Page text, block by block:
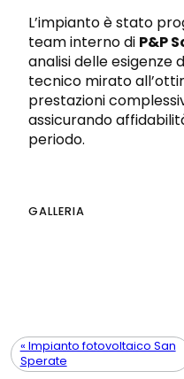
L’impianto è stato
team interno di P&P
analisi delle esigenze
tecnico mirato
prestazioni
assicurando
periodo.
GALLERIA
« Impianto fotovoltaico San
Sperate